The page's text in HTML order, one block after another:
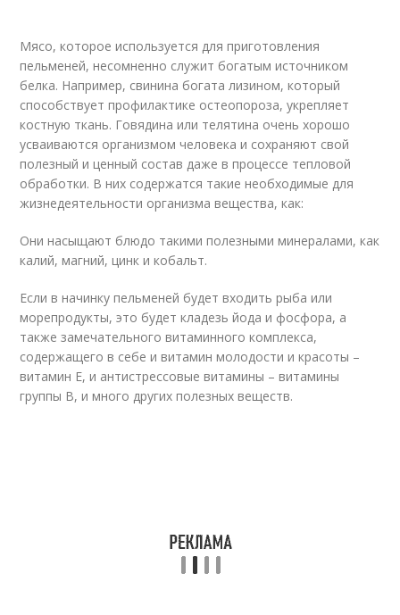
Мясо, которое используется для приготовления
пельменей, несомненно служит богатым источником
белка. Например, свинина богата лизином, который
способствует профилактике остеопороза, укрепляет
костную ткань. Говядина или телятина очень хорошо
усваиваются организмом человека и сохраняют свой
полезный и ценный состав даже в процессе тепловой
обработки. В них содержатся такие необходимые для
жизнедеятельности организма вещества, как:
Они насыщают блюдо такими полезными минералами, как
калий, магний, цинк и кобальт.
Если в начинку пельменей будет входить рыба или
морепродукты, это будет кладезь йода и фосфора, а
также замечательного витаминного комплекса,
содержащего в себе и витамин молодости и красоты –
витамин Е, и антистрессовые витамины – витамины
группы В, и много других полезных веществ.